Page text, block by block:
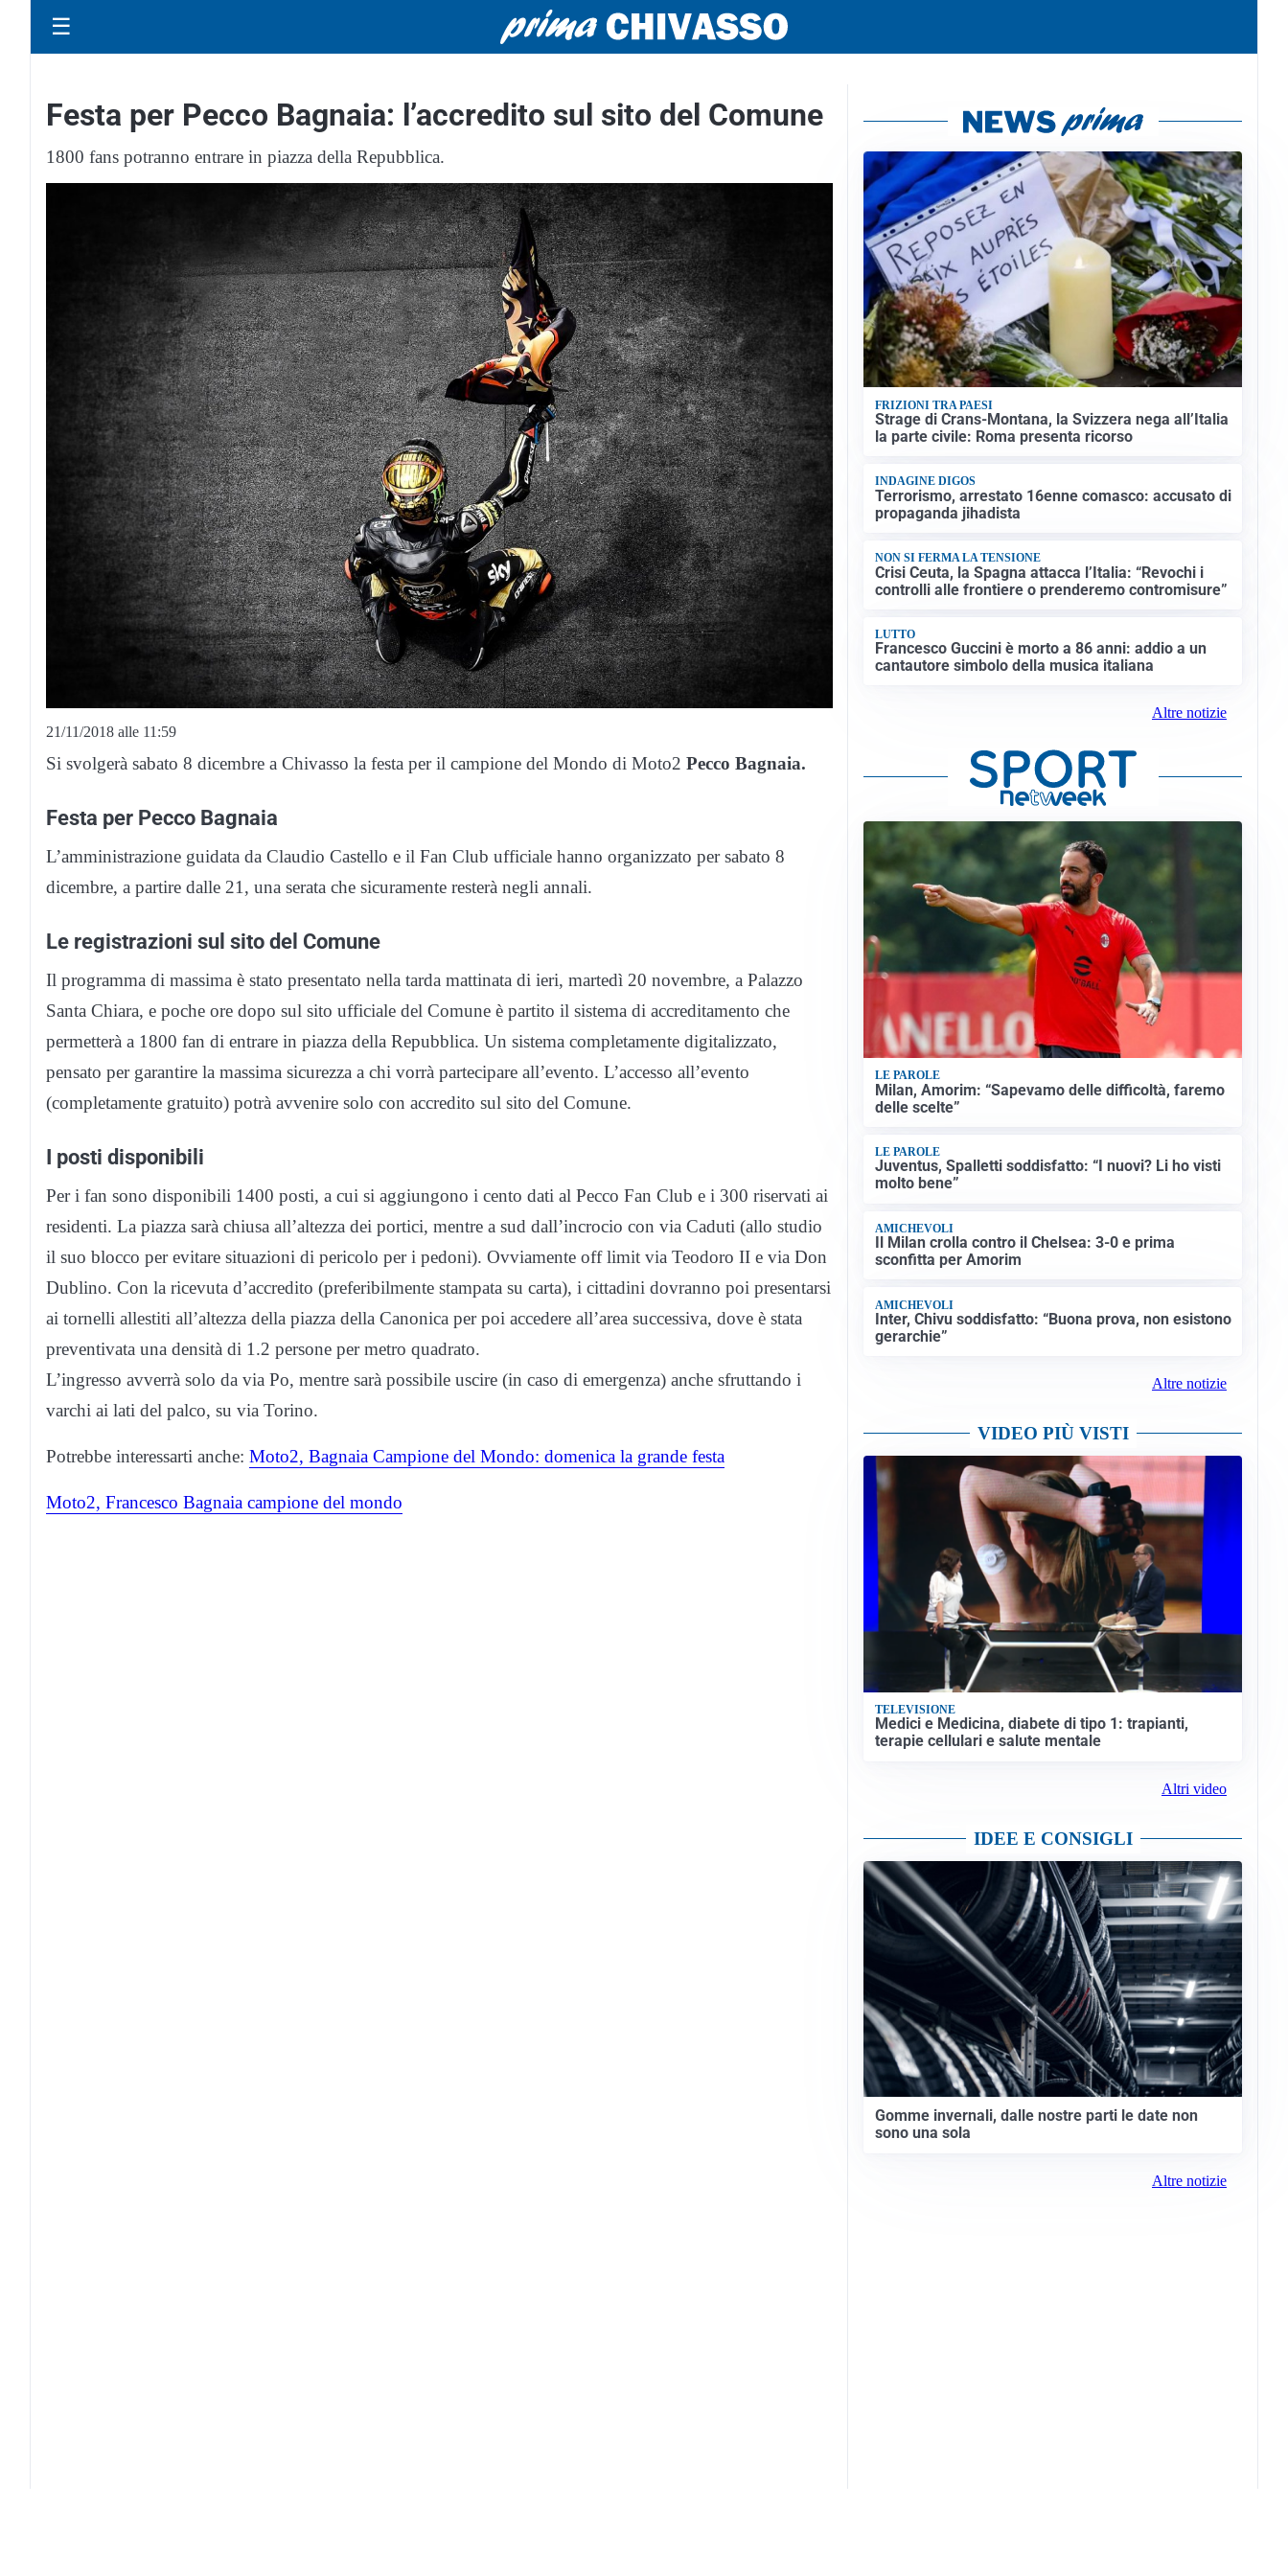
☰
Festa per Pecco Bagnaia: l’accredito sul sito del Comune
1800 fans potranno entrare in piazza della Repubblica.
21/11/2018 alle 11:59
Si svolgerà sabato 8 dicembre a Chivasso la festa per il campione del Mondo di Moto2 Pecco Bagnaia.
Festa per Pecco Bagnaia
L’amministrazione guidata da Claudio Castello e il Fan Club ufficiale hanno organizzato per sabato 8
dicembre, a partire dalle 21, una serata che sicuramente resterà negli annali.
Le registrazioni sul sito del Comune
Il programma di massima è stato presentato nella tarda mattinata di ieri, martedì 20 novembre, a Palazzo
Santa Chiara, e poche ore dopo sul sito ufficiale del Comune è partito il sistema di accreditamento che
permetterà a 1800 fan di entrare in piazza della Repubblica. Un sistema completamente digitalizzato,
pensato per garantire la massima sicurezza a chi vorrà partecipare all’evento. L’accesso all’evento
(completamente gratuito) potrà avvenire solo con accredito sul sito del Comune.
I posti disponibili
Per i fan sono disponibili 1400 posti, a cui si aggiungono i cento dati al Pecco Fan Club e i 300 riservati ai
residenti. La piazza sarà chiusa all’altezza dei portici, mentre a sud dall’incrocio con via Caduti (allo studio
il suo blocco per evitare situazioni di pericolo per i pedoni). Ovviamente off limit via Teodoro II e via Don
Dublino. Con la ricevuta d’accredito (preferibilmente stampata su carta), i cittadini dovranno poi presentarsi
ai tornelli allestiti all’altezza della piazza della Canonica per poi accedere all’area successiva, dove è stata
preventivata una densità di 1.2 persone per metro quadrato.
L’ingresso avverrà solo da via Po, mentre sarà possibile uscire (in caso di emergenza) anche sfruttando i
varchi ai lati del palco, su via Torino.
Potrebbe interessarti anche: Moto2, Bagnaia Campione del Mondo: domenica la grande festa
Moto2, Francesco Bagnaia campione del mondo
FRIZIONI TRA PAESI
Strage di Crans-Montana, la Svizzera nega all’Italia
la parte civile: Roma presenta ricorso
INDAGINE DIGOS
Terrorismo, arrestato 16enne comasco: accusato di
propaganda jihadista
NON SI FERMA LA TENSIONE
Crisi Ceuta, la Spagna attacca l’Italia: “Revochi i
controlli alle frontiere o prenderemo contromisure”
LUTTO
Francesco Guccini è morto a 86 anni: addio a un
cantautore simbolo della musica italiana
Altre notizie
LE PAROLE
Milan, Amorim: “Sapevamo delle difficoltà, faremo
delle scelte”
LE PAROLE
Juventus, Spalletti soddisfatto: “I nuovi? Li ho visti
molto bene”
AMICHEVOLI
Il Milan crolla contro il Chelsea: 3-0 e prima
sconfitta per Amorim
AMICHEVOLI
Inter, Chivu soddisfatto: “Buona prova, non esistono
gerarchie”
Altre notizie
VIDEO PIÙ VISTI
TELEVISIONE
Medici e Medicina, diabete di tipo 1: trapianti,
terapie cellulari e salute mentale
Altri video
IDEE E CONSIGLI
Gomme invernali, dalle nostre parti le date non
sono una sola
Altre notizie